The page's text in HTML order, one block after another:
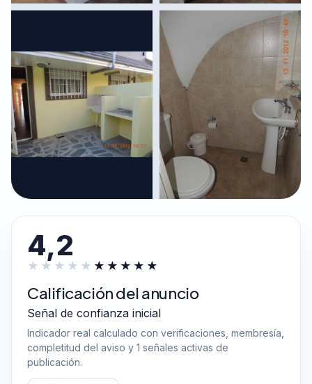
4,2
Calificación del anuncio
Señal de confianza inicial
Indicador real calculado con verificaciones, membresía,
completitud del aviso y 1 señales activas de
publicación.